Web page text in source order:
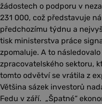
žádostech o podporu v
231 000, což představuje
předchozímu týdnu a
tisk ministerstva práce
zpomaluje. A to
zpracovatelského sektoru,
tomto odvětví se vrátila z
Většina sázek investorů
Fedu v září. „Špatné“